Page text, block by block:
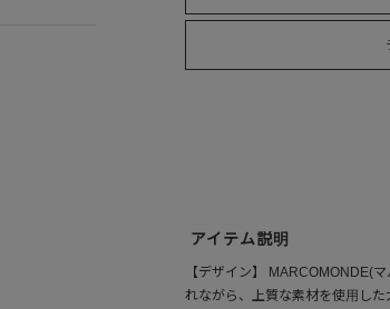
アイテム説明
【デザイン】 MARCOMONDE(
れながら、上質な素材を使用し